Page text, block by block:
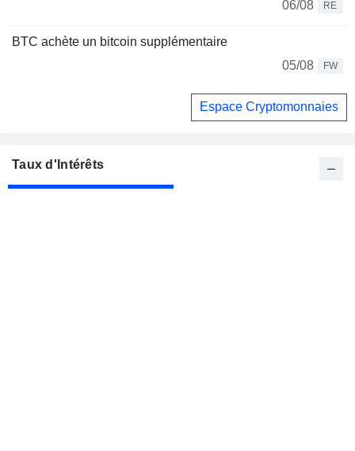
06/08
RE
BTC achète un bitcoin supplémentaire
05/08
FW
Espace Cryptomonnaies
Taux d'Intérêts